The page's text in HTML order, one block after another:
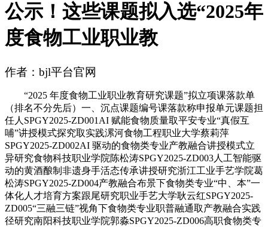
公示！这些课题拟入选“2025年
度食物工业职业教
作者：bjl平台官网
“2025 年度食物工业职业教育研究课题”拟立项课落款单
（排名不分先后）一、沉点课题编号课落款称申报单元课题担
任人SPGY2025-ZD001AI 赋能食物质量取平安专业“真假互
哺”讲授模式探究取实践漯河食物工程职业大学蔡莉萍
SPGY2025-ZD002AI 驱动的食物类专业产教融合讲授模式立
异研究食物科技职业学院陈松涛SPGY2025-ZD003人工智能驱
动的黄酒酿制非遗身手活态传承讲授研究浙江工业手艺学院葛
松涛SPGY2025-ZD004产教融合布景下食物类专业“中、本”一
体化人才培育方案跟尾研究职业手艺大学耿云红SPGY2025-
ZD005“三融三链”视角下食物类专业职普融通取产教融合实践
径研究南阳科技职业学院郭淼SPGY2025-ZD006高职食物类专